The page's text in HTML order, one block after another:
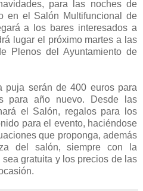
para las noches de
en el Salón Multifuncional de
a los bares interesados a
lugar el próximo martes a las
Plenos del Ayuntamiento de
puja serán de 400 euros para
para año nuevo. Desde las
el Salón, regalos para los
para el evento, haciéndose
que proponga, además
del salón, siempre con la
gratuita y los precios de las